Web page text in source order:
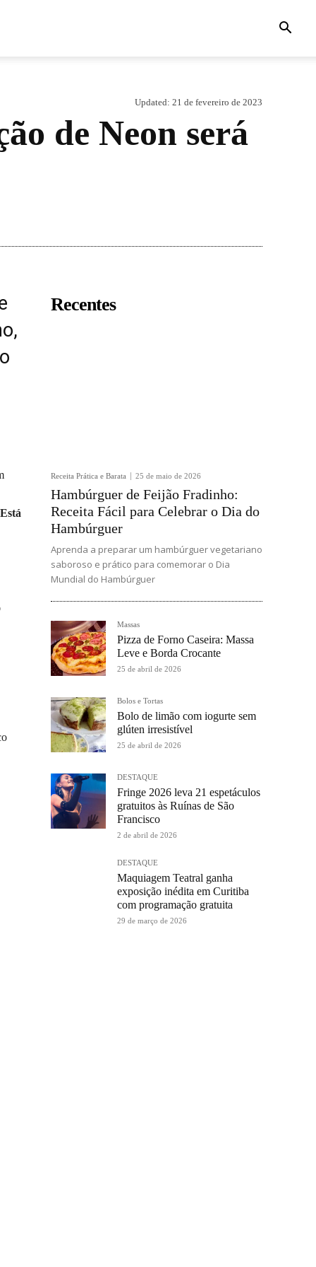
Updated: 21 de fevereiro de 2023
de Neon será
Recentes
Receita Prática e Barata 25 de maio de 2026
Hambúrguer de Feijão Fradinho:
Receita Fácil para Celebrar o Dia do
Hambúrguer
Aprenda a preparar um hambúrguer vegetariano
saboroso e prático para comemorar o Dia
Mundial do Hambúrguer
Massas
Pizza de Forno Caseira: Massa
Leve e Borda Crocante
25 de abril de 2026
Bolos e Tortas
Bolo de limão com iogurte sem
glúten irresistível
25 de abril de 2026
DESTAQUE
Fringe 2026 leva 21 espetáculos
gratuitos às Ruínas de São
Francisco
2 de abril de 2026
DESTAQUE
Maquiagem Teatral ganha
exposição inédita em Curitiba
com programação gratuita
29 de março de 2026